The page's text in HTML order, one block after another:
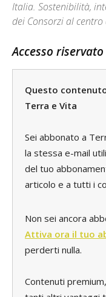
Italia. Sostenibilità,
dei Consorzi al
Accesso riservato
Questo
Terra e Vita
Sei abbonato a
la stessa e-mail
del tuo
articolo e a tutti i
Non sei ancora
Attiva ora il tuo
perderti nulla.
Contenuti